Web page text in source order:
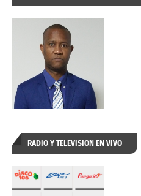
RADIO Y TELEVISION EN VIVO